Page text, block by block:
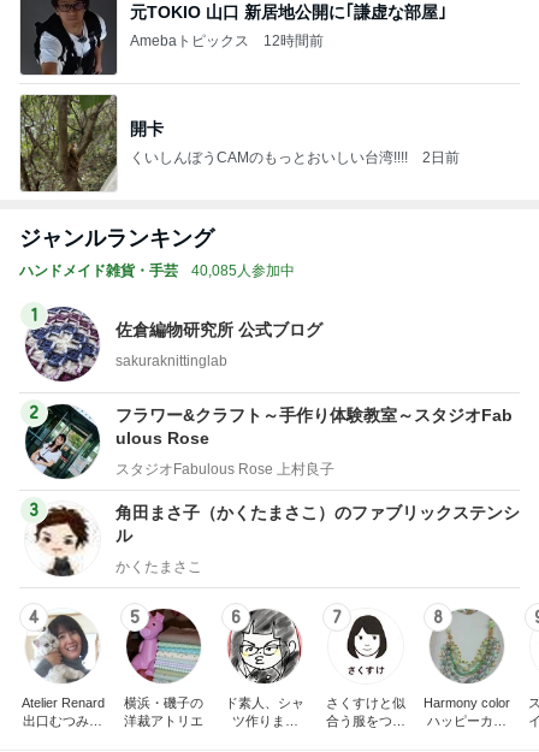
元TOKIO 山口 新居地公開に｢謙虚な部屋｣
Amebaトピックス 12時間前
開卡
くいしんぼうCAMのもっとおいしい台湾!!!! 2日前
ジャンルランキング
ハンドメイド雑貨・手芸 40,085人参加中
1
佐倉編物研究所 公式ブログ
sakuraknittinglab
2
フラワー&クラフト～手作り体験教室～スタジオFab
ulous Rose
スタジオFabulous Rose 上村良子
3
角田まさ子（かくたまさこ）のファブリックステンシ
ル
かくたまさこ
4
Atelier Renard
出口むつみの
5
横浜・磯子の
洋裁アトリエ
6
ド素人、シャ
ツ作りまし
7
さくすけと似
合う服をつく
8
Harmony color
ハッピーカラ